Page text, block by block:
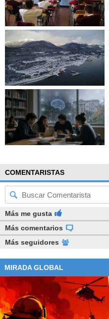
COMENTARISTAS
Más me gusta
Más comentarios
Más seguidores
MIRADA GLOBAL